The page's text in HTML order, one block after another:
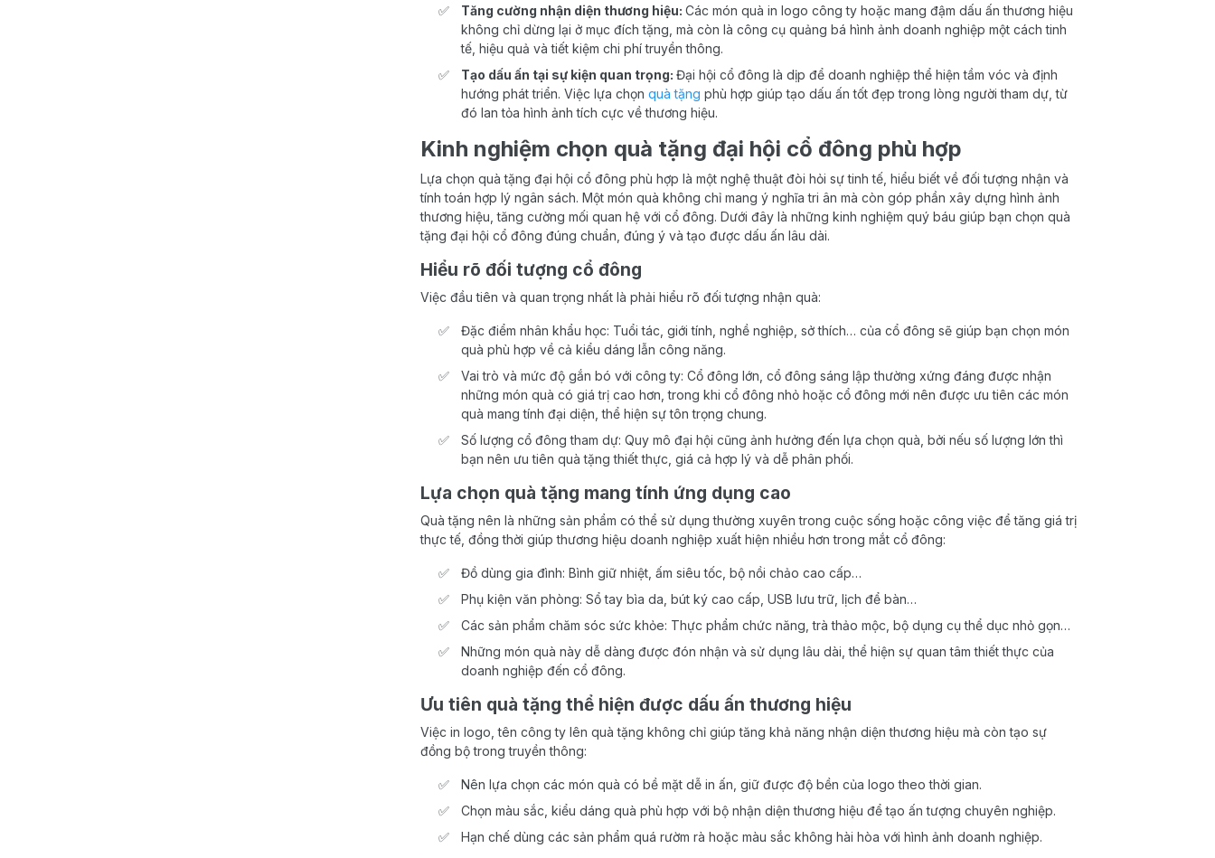
Tăng cường nhận diện thương hiệu: Các món quà in logo công ty hoặc mang đậm dấu ấn thương hiệu
không chỉ dừng lại ở mục đích tặng, mà còn là công cụ quảng bá hình ảnh doanh nghiệp một cách tinh
tế, hiệu quả và tiết kiệm chi phí truyền thông.
Tạo dấu ấn tại sự kiện quan trọng: Đại hội cổ đông là dịp để doanh nghiệp thể hiện tầm vóc và định
hướng phát triển. Việc lựa chọn quà tặng phù hợp giúp tạo dấu ấn tốt đẹp trong lòng người tham dự, từ
đó lan tỏa hình ảnh tích cực về thương hiệu.
Kinh nghiệm chọn quà tặng đại hội cổ đông phù hợp
Lựa chọn quà tặng đại hội cổ đông phù hợp là một nghệ thuật đòi hỏi sự tinh tế, hiểu biết về đối tượng nhận và
tính toán hợp lý ngân sách. Một món quà không chỉ mang ý nghĩa tri ân mà còn góp phần xây dựng hình ảnh
thương hiệu, tăng cường mối quan hệ với cổ đông. Dưới đây là những kinh nghiệm quý báu giúp bạn chọn quà
tặng đại hội cổ đông đúng chuẩn, đúng ý và tạo được dấu ấn lâu dài.
Hiểu rõ đối tượng cổ đông
Việc đầu tiên và quan trọng nhất là phải hiểu rõ đối tượng nhận quà:
Đặc điểm nhân khẩu học: Tuổi tác, giới tính, nghề nghiệp, sở thích… của cổ đông sẽ giúp bạn chọn món
quà phù hợp về cả kiểu dáng lẫn công năng.
Vai trò và mức độ gắn bó với công ty: Cổ đông lớn, cổ đông sáng lập thường xứng đáng được nhận
những món quà có giá trị cao hơn, trong khi cổ đông nhỏ hoặc cổ đông mới nên được ưu tiên các món
quà mang tính đại diện, thể hiện sự tôn trọng chung.
Số lượng cổ đông tham dự: Quy mô đại hội cũng ảnh hưởng đến lựa chọn quà, bởi nếu số lượng lớn thì
bạn nên ưu tiên quà tặng thiết thực, giá cả hợp lý và dễ phân phối.
Lựa chọn quà tặng mang tính ứng dụng cao
Quà tặng nên là những sản phẩm có thể sử dụng thường xuyên trong cuộc sống hoặc công việc để tăng giá trị
thực tế, đồng thời giúp thương hiệu doanh nghiệp xuất hiện nhiều hơn trong mắt cổ đông:
Đồ dùng gia đình: Bình giữ nhiệt, ấm siêu tốc, bộ nồi chảo cao cấp…
Phụ kiện văn phòng: Sổ tay bìa da, bút ký cao cấp, USB lưu trữ, lịch để bàn…
Các sản phẩm chăm sóc sức khỏe: Thực phẩm chức năng, trà thảo mộc, bộ dụng cụ thể dục nhỏ gọn…
Những món quà này dễ dàng được đón nhận và sử dụng lâu dài, thể hiện sự quan tâm thiết thực của
doanh nghiệp đến cổ đông.
Ưu tiên quà tặng thể hiện được dấu ấn thương hiệu
Việc in logo, tên công ty lên quà tặng không chỉ giúp tăng khả năng nhận diện thương hiệu mà còn tạo sự
đồng bộ trong truyền thông:
Nên lựa chọn các món quà có bề mặt dễ in ấn, giữ được độ bền của logo theo thời gian.
Chọn màu sắc, kiểu dáng quà phù hợp với bộ nhận diện thương hiệu để tạo ấn tượng chuyên nghiệp.
Hạn chế dùng các sản phẩm quá rườm rà hoặc màu sắc không hài hòa với hình ảnh doanh nghiệp.